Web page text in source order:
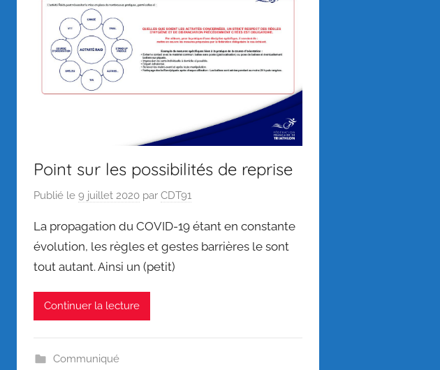
Point sur les possibilités de reprise
Publié le 9 juillet 2020 par CDT91
La propagation du COVID-19 étant en constante
évolution, les règles et gestes barrières le sont
tout autant. Ainsi un (petit)
Continuer la lecture
Communiqué